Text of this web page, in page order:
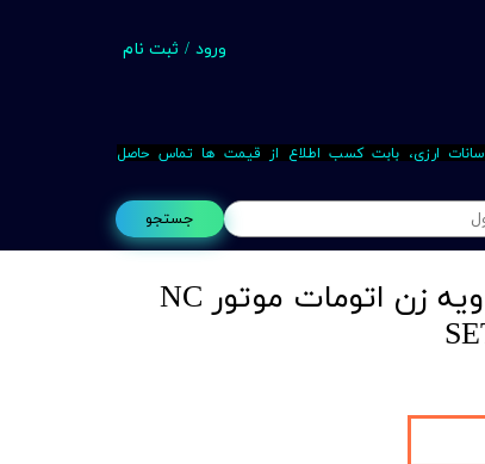
جستجو
ورود / ثبت نام
خروج از حساب کاربری
ارزی، بابت کسب اطلاع از قیمت ها تماس حاصل
قلاویز زن برقی M16 زاویه زن اتومات موتور NC